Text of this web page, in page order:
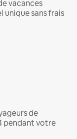
vacances
unique sans frais
de
pendant votre